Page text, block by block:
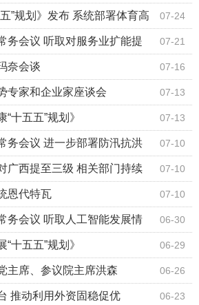
和做好下半年经济工作的重要 07-24
”规划》发布 系统部署体育高
07-21
务会议 听取对服务业扩能提
查情况汇报等 07-16
奈会谈
07-13
专家和企业家座谈会
07-13
十五五”规划》
07-10
务会议 进一步部署防汛抗洪
07-10
广西提至三级 相关部门持续
风工作 07-10
恩代特瓦
06-30
务会议 听取人工智能发展情
06-29
十五五”规划》
06-26
主席、参议院主席洪森
06-23
推动利用外资固稳促优